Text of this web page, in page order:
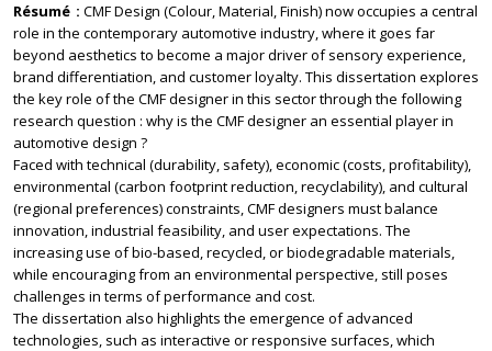
Résumé
CMF Design (Colour, Material, Finish) now occupies a central
role in the contemporary automotive industry, where it goes far
beyond aesthetics to become a major driver of sensory experience,
brand differentiation, and customer loyalty. This dissertation explores
the key role of the CMF designer in this sector through the following
research question : why is the CMF designer an essential player in
automotive design ?
Faced with technical (durability, safety), economic (costs, profitability),
environmental (carbon footprint reduction, recyclability), and cultural
(regional preferences) constraints, CMF designers must balance
innovation, industrial feasibility, and user expectations. The
increasing use of bio-based, recycled, or biodegradable materials,
while encouraging from an environmental perspective, still poses
challenges in terms of performance and cost.
The dissertation also highlights the emergence of advanced
technologies, such as interactive or responsive surfaces, which